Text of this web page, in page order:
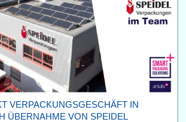
VERPACKUNGSGESCHÄFT IN
ÜBERNAHME VON SPEIDEL